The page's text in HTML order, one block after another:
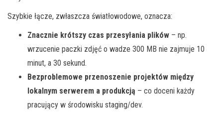
Szybkie łącze, zwłaszcza światłowodowe, oznacza:
Znacznie krótszy czas przesyłania plików – np.
wrzucenie paczki zdjęć o wadze 300 MB nie zajmuje 10
minut, a 30 sekund.
Bezproblemowe przenoszenie projektów między
lokalnym serwerem a produkcją – co doceni każdy
pracujący w środowisku staging/dev.